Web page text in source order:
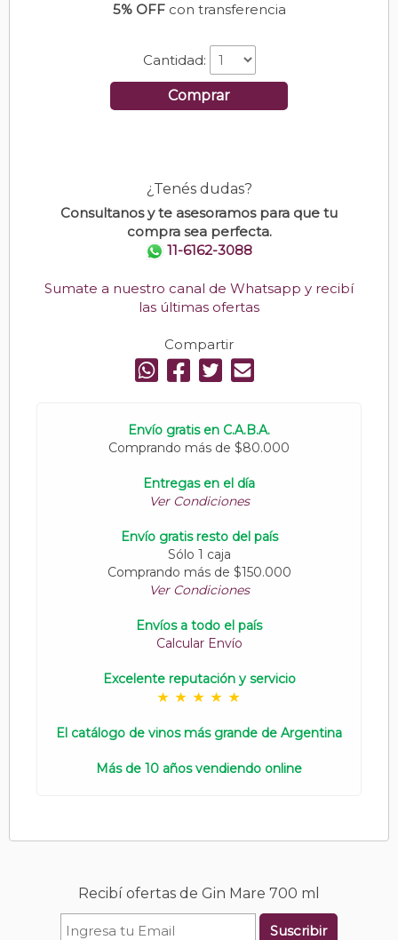
5% OFFcon transferencia
Cantidad:
Comprar
¿Tenés dudas?
Consultanos y te asesoramos para que tu
compra sea perfecta.
11-6162-3088
Sumate a nuestro canal de Whatsapp y recibí
las últimas ofertas
Compartir
Envío gratis en C.A.B.A.
Comprando más de $80.000
Entregas en el día
Ver Condiciones
Envío gratis resto del país
Sólo 1 caja
Comprando más de $150.000
Ver Condiciones
Envíos a todo el país
Calcular Envío
Excelente reputación y servicio
El catálogo de vinos más grande de Argentina
Más de 10 años vendiendo online
Recibí ofertas de Gin Mare 700 ml
Suscribir